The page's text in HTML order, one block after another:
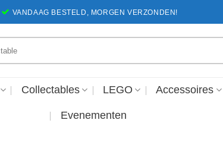
VANDAAG BESTELD, MORGEN VERZONDEN!
Collectables LEGO Accessoires
Evenementen